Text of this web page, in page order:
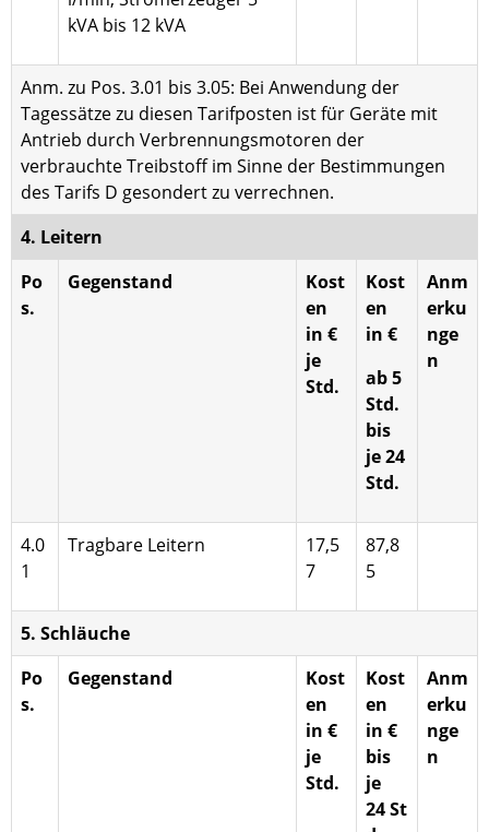
kVA bis 12 kVA
Anm. zu Pos. 3.01 bis 3.05: Bei Anwendung der
Tagessätze zu diesen Tarifposten ist für Geräte mit
Antrieb durch Verbrennungsmotoren der
verbrauchte Treibstoff im Sinne der Bestimmungen
des Tarifs D gesondert zu verrechnen.
4. Leitern
Po
s.
Gegenstand
Kost
en
in €
je
Std.
Kost
en
in €
ab 5
Std.
bis
je 24
Std.
Anm
erku
nge
n
4.0
1
Tragbare Leitern
17,5
7
87,8
5
5. Schläuche
Po
s.
Gegenstand
Kost
en
in €
je
Std.
Kost
en
in €
bis
je
24 St
Anm
erku
nge
n